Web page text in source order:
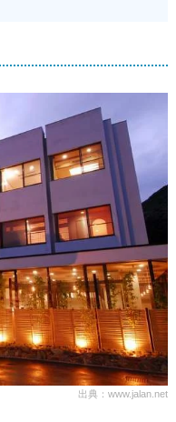
出典：www.jalan.net